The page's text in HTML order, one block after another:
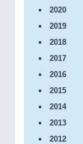
2020
2019
2018
2017
2016
2015
2014
2013
2012